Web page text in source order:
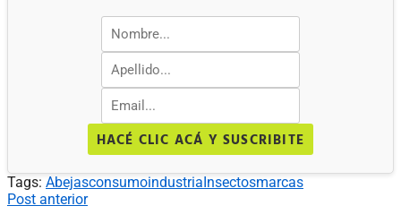
HACÉ CLIC ACÁ Y SUSCRIBITE
Tags: AbejasconsumoindustriaInsectosmarcas
Post anterior